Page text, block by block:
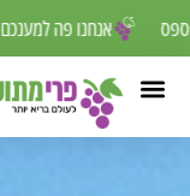
אנחנו פה לפספס